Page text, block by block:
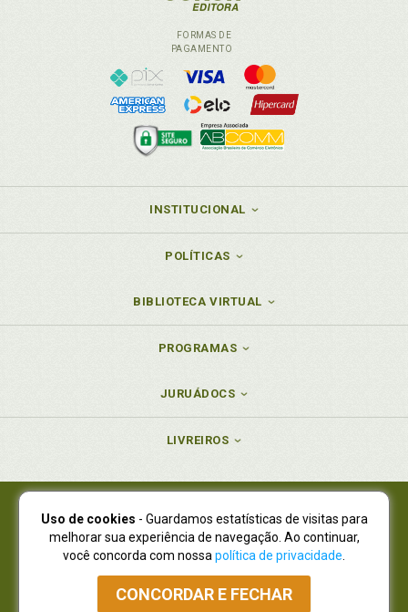
FORMAS DE
PAGAMENTO
INSTITUCIONAL
POLÍTICAS
BIBLIOTECA VIRTUAL
PROGRAMAS
JURUÁDOCS
LIVREIROS
Juruá Editora Ltda., CNPJ 77.535.508/0001-19
Juruá Informática Ltda., CNPJ 01.701.561/0001-80
NOVO ENDEREÇO:R. Flávio Dallegrave, 7665, São Lourenço |
Curitiba - Paraná - CEP 82210-310
Atendimento: (41) 4009-3900|Vendas Atacado: (41) 4009-3939
Uso de cookies - Guardamos estatísticas de visitas para
melhorar sua experiência de navegação. Ao continuar,
você concorda com nossa política de privacidade
CONCORDAR E FECHAR